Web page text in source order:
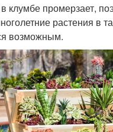
клумбе промерзает,
растения в
возможным.